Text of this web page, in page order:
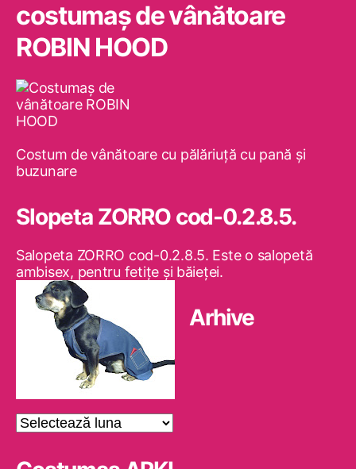
costumaş de vânătoare
ROBIN HOOD
Costum de vânătoare cu pălăriuţă cu pană şi
buzunare
Slopeta ZORRO cod-0.2.8.5.
Salopeta ZORRO cod-0.2.8.5. Este o salopetă
ambisex, pentru fetiţe şi băieţei.
Arhive
Arhive